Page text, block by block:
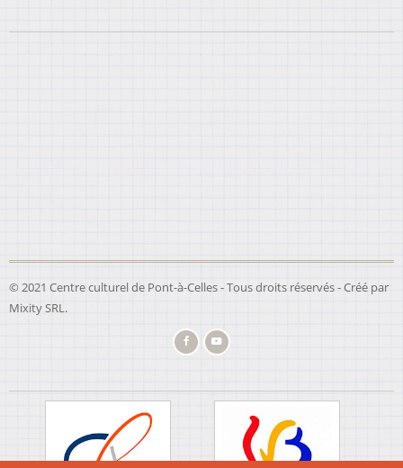
© 2021 Centre culturel de Pont-à-Celles - Tous droits réservés - Créé par
Mixity SRL.